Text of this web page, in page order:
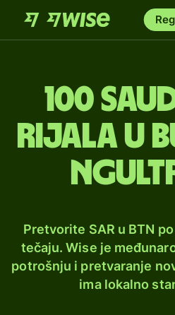
100
rijala u
Pretvorite SAR u BTN
tečaju. Wise je
potrošnju i pretvaranje
ima lokalno